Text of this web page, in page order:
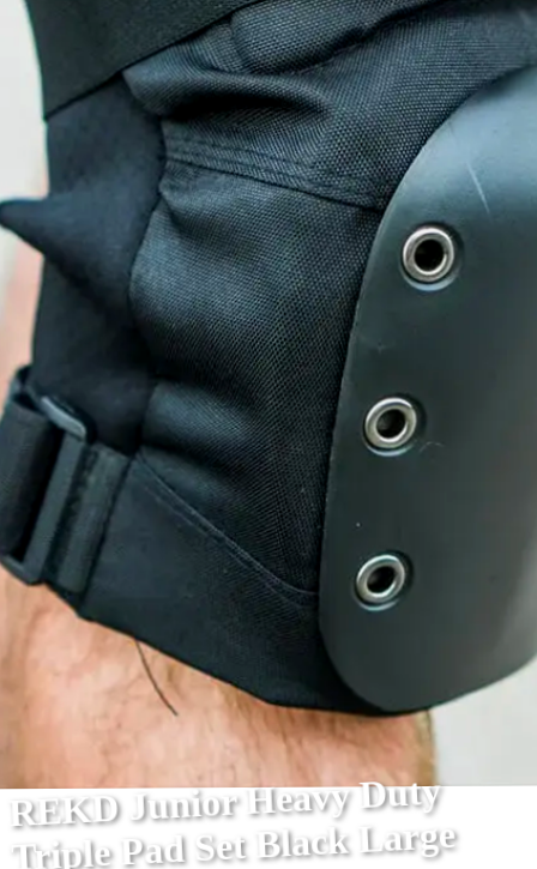
REKD Junior Heavy Duty
Triple Pad Set Black Large